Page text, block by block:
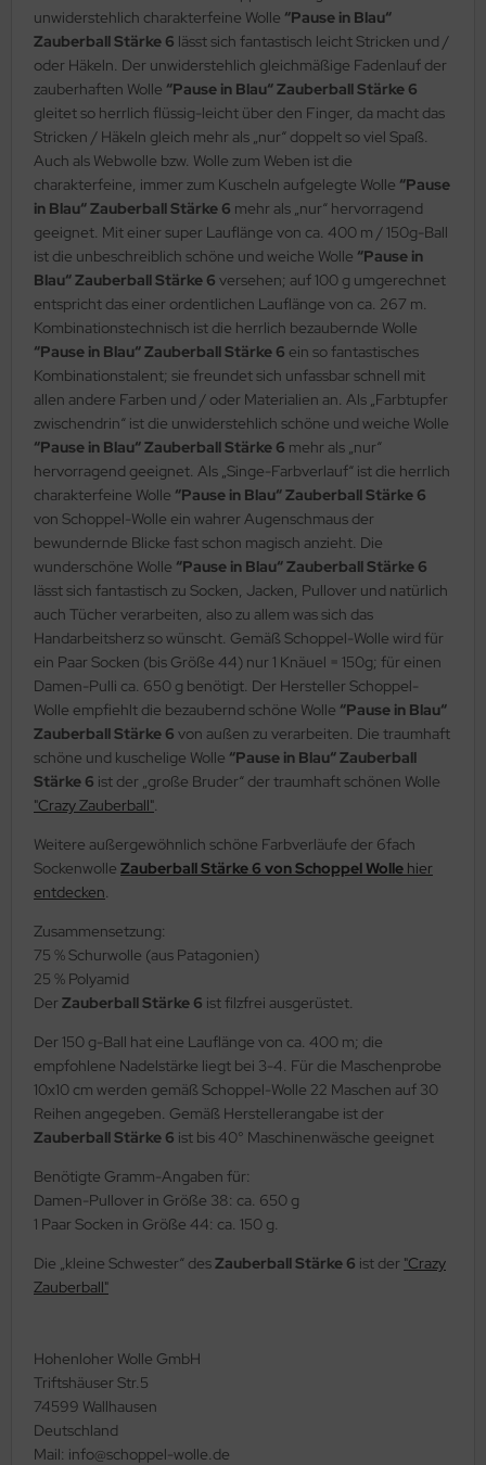
unwiderstehlich charakterfeine Wolle “Pause in Blau“
Zauberball Stärke 6 lässt sich fantastisch leicht Stricken und /
oder Häkeln. Der unwiderstehlich gleichmäßige Fadenlauf der
zauberhaften Wolle “Pause in Blau“ Zauberball Stärke 6
gleitet so herrlich flüssig-leicht über den Finger, da macht das
Stricken / Häkeln gleich mehr als „nur“ doppelt so viel Spaß.
Auch als Webwolle bzw. Wolle zum Weben ist die
charakterfeine, immer zum Kuscheln aufgelegte Wolle “Pause
in Blau“ Zauberball Stärke 6 mehr als „nur“ hervorragend
geeignet. Mit einer super Lauflänge von ca. 400 m / 150g-Ball
ist die unbeschreiblich schöne und weiche Wolle “Pause in
Blau“ Zauberball Stärke 6 versehen; auf 100 g umgerechnet
entspricht das einer ordentlichen Lauflänge von ca. 267 m.
Kombinationstechnisch ist die herrlich bezaubernde Wolle
“Pause in Blau“ Zauberball Stärke 6 ein so fantastisches
Kombinationstalent; sie freundet sich unfassbar schnell mit
allen andere Farben und / oder Materialien an. Als „Farbtupfer
zwischendrin“ ist die unwiderstehlich schöne und weiche Wolle
“Pause in Blau“ Zauberball Stärke 6 mehr als „nur“
hervorragend geeignet. Als „Singe-Farbverlauf“ ist die herrlich
charakterfeine Wolle “Pause in Blau“ Zauberball Stärke 6
von Schoppel-Wolle ein wahrer Augenschmaus der
bewundernde Blicke fast schon magisch anzieht. Die
wunderschöne Wolle “Pause in Blau“ Zauberball Stärke 6
lässt sich fantastisch zu Socken, Jacken, Pullover und natürlich
auch Tücher verarbeiten, also zu allem was sich das
Handarbeitsherz so wünscht. Gemäß Schoppel-Wolle wird für
ein Paar Socken (bis Größe 44) nur 1 Knäuel = 150g; für einen
Damen-Pulli ca. 650 g benötigt. Der Hersteller Schoppel-
Wolle empfiehlt die bezaubernd schöne Wolle “Pause in Blau“
Zauberball Stärke 6 von außen zu verarbeiten. Die traumhaft
schöne und kuschelige Wolle “Pause in Blau“ Zauberball
Stärke 6 ist der „große Bruder“ der traumhaft schönen Wolle
"Crazy Zauberball".
Weitere außergewöhnlich schöne Farbverläufe der 6fach
Sockenwolle Zauberball Stärke 6 von Schoppel Wolle hier
entdecken.
Zusammensetzung:
75 % Schurwolle (aus Patagonien)
25 % Polyamid
Der Zauberball Stärke 6 ist filzfrei ausgerüstet.
Der 150 g-Ball hat eine Lauflänge von ca. 400 m; die
empfohlene Nadelstärke liegt bei 3-4. Für die Maschenprobe
10x10 cm werden gemäß Schoppel-Wolle 22 Maschen auf 30
Reihen angegeben. Gemäß Herstellerangabe ist der
Zauberball Stärke 6 ist bis 40° Maschinenwäsche geeignet
Benötigte Gramm-Angaben für:
Damen-Pullover in Größe 38: ca. 650 g
1 Paar Socken in Größe 44: ca. 150 g.
Die „kleine Schwester“ desZauberball Stärke 6 ist der "Crazy
Zauberball"
Hohenloher Wolle GmbH
Triftshäuser Str.5
74599 Wallhausen
Deutschland
Mail: info@schoppel-wolle.de